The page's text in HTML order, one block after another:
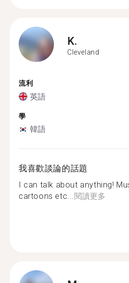
K.
Cleveland
流利
英語
學
韓語
我喜歡談論的話題
I can talk about anything!
cartoons etc...閱讀更多